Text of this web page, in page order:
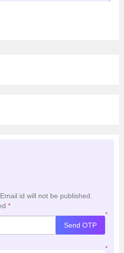
id will not be published.
*
*
Send OTP
*